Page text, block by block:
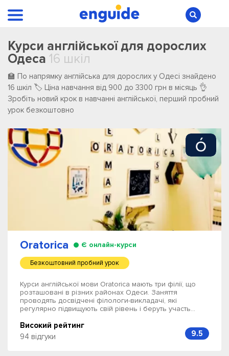
Курси англійської для дорослих
Одеса 16 шкіл
🏫 По напрямку англійська для дорослих у Одесі ️знайдено
️16 ️шкіл 🏷️ Ціна навчання від 900 до 3300 грн в місяць 👌
Зробіть новий крок в навчанні англійської, перший пробний
урок безкоштовно
Oratorica Є онлайн-курси
Безкоштовний пробний урок
Курси англійської мови Oratorica мають три філії, що
розташовані в різних районах Одеси. Заняття
проводять досвідчені філологи-викладачі, які
регулярно підвищують свій рівень і беруть участь...
Високий рейтинг
94 відгуки
9.5